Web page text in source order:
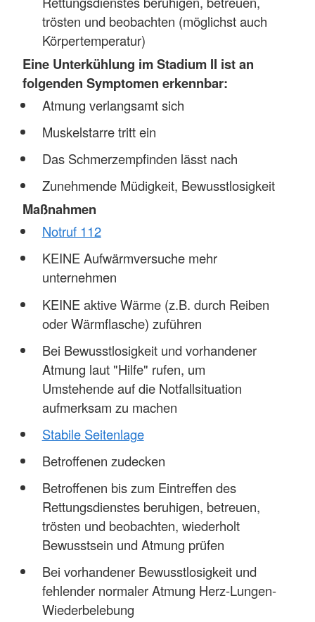
trösten und beobachten (möglichst auch
Körpertemperatur)
Eine Unterkühlung im Stadium II ist an
folgenden Symptomen erkennbar:
Atmung verlangsamt sich
Muskelstarre tritt ein
Das Schmerzempfinden lässt nach
Zunehmende Müdigkeit, Bewusstlosigkeit
Maßnahmen
Notruf 112
KEINE Aufwärmversuche mehr
unternehmen
KEINE aktive Wärme (z.B. durch Reiben
oder Wärmflasche) zuführen
Bei Bewusstlosigkeit und vorhandener
Atmung laut "Hilfe" rufen, um
Umstehende auf die Notfallsituation
aufmerksam zu machen
Stabile Seitenlage
Betroffenen zudecken
Betroffenen bis zum Eintreffen des
Rettungsdienstes beruhigen, betreuen,
trösten und beobachten, wiederholt
Bewusstsein und Atmung prüfen
Bei vorhandener Bewusstlosigkeit und
fehlender normaler Atmung Herz-Lungen-
Wiederbelebung